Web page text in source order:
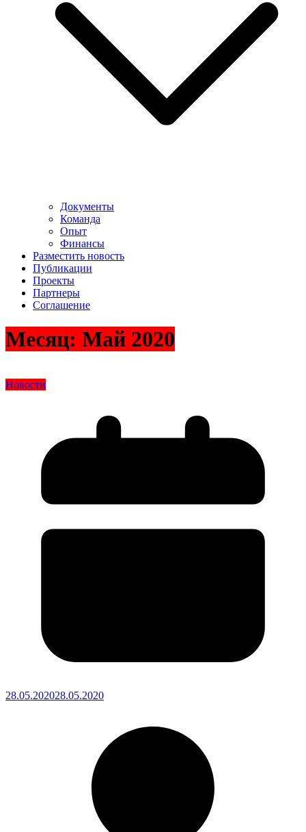
Документы
Команда
Опыт
Финансы
Разместить новость
Публикации
Проекты
Партнеры
Соглашение
Месяц: Май 2020
Новости
28.05.202028.05.2020